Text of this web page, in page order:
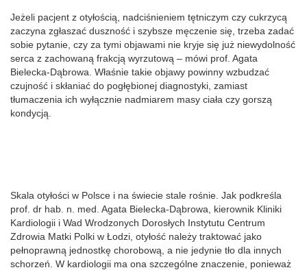
Jeżeli pacjent z otyłością, nadciśnieniem tętniczym czy cukrzycą
zaczyna zgłaszać duszność i szybsze męczenie się, trzeba zadać
sobie pytanie, czy za tymi objawami nie kryje się już niewydolność
serca z zachowaną frakcją wyrzutową – mówi prof. Agata
Bielecka-Dąbrowa. Właśnie takie objawy powinny wzbudzać
czujność i skłaniać do pogłębionej diagnostyki, zamiast
tłumaczenia ich wyłącznie nadmiarem masy ciała czy gorszą
kondycją.
Skala otyłości w Polsce i na świecie stale rośnie. Jak podkreśla
prof. dr hab. n. med. Agata Bielecka-Dąbrowa, kierownik Kliniki
Kardiologii i Wad Wrodzonych Dorosłych Instytutu Centrum
Zdrowia Matki Polki w Łodzi, otyłość należy traktować jako
pełnoprawną jednostkę chorobową, a nie jedynie tło dla innych
schorzeń. W kardiologii ma ona szczególne znaczenie, ponieważ